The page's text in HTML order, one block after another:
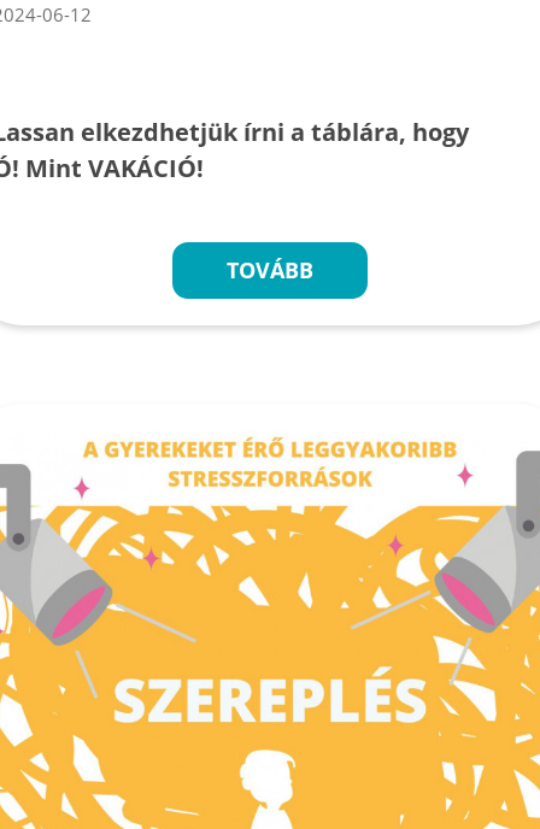
06-12
elkezdhetjük írni a táblára, hogy
Mint VAKÁCIÓ!
TOVÁBB